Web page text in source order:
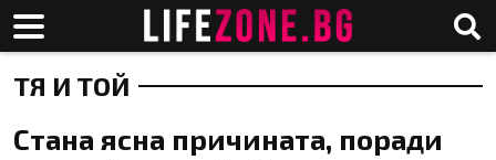
ТЯ И ТОЙ
Стана ясна причината, поради